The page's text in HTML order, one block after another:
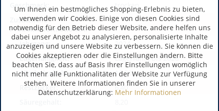
Geschmack:
trocken
Zusätzliche
Produktinformationen:
Jahrgang:
2024
Lagerfähigkeit:
Lagerfähig bis 2028
Alkoholgehalt:
12,50
Restzucker:
6,40
Um Ihnen ein bestmögliches Shopping-Erlebnis zu bieten,
verwenden wir Cookies. Einige von diesen Cookies sind
notwendig für den Betrieb dieser Website, andere helfen uns
dabei unser Angebot zu analysieren, personalisierte Inhalte
anzuzeigen und unsere Website zu verbessern. Sie können die
Cookies akzeptieren oder die Einstellungen ändern. Bitte
beachten Sie, dass auf Basis Ihrer Einstellungen womöglich
nicht mehr alle Funktionalitäten der Website zur Verfügung
stehen. Weitere Informationen finden Sie in unserer
Datenschutzerklärung: Mehr Informationen